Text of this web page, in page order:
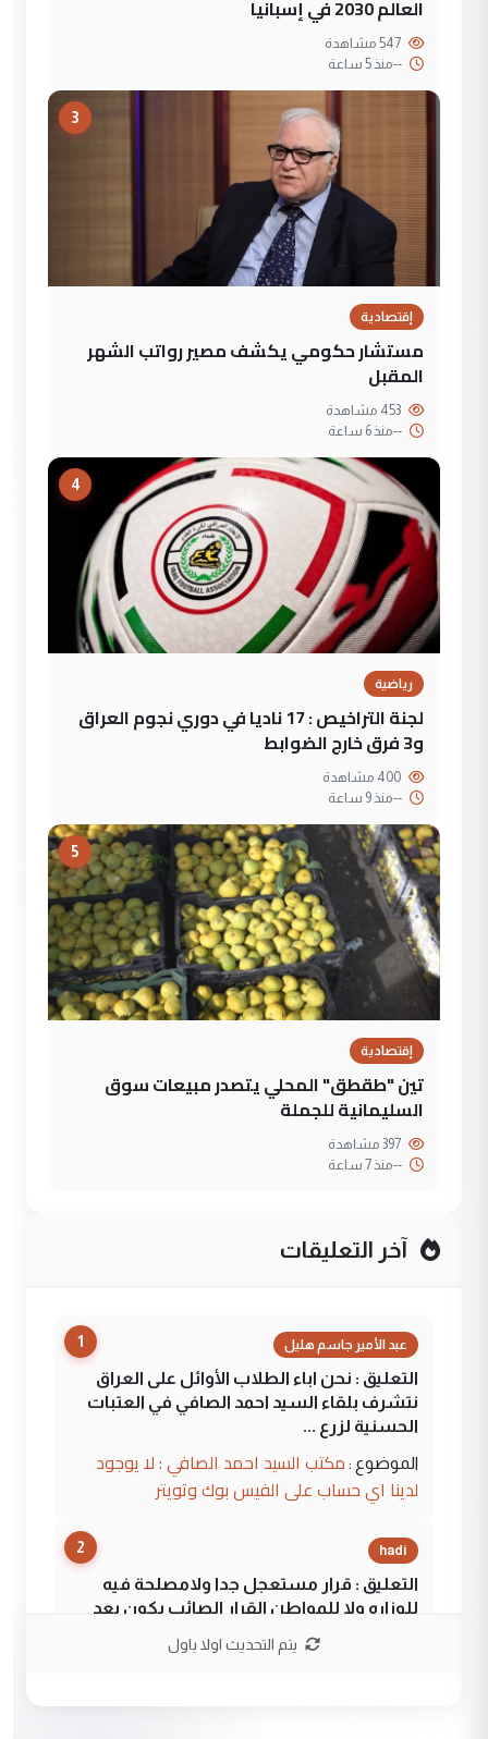
العالم 2030 في إسبانيا
--منذ 5 ساعة
3
إقتصادية
مستشار حكومي يكشف مصير رواتب الشهر
المقبل
--منذ 6 ساعة
4
رياضية
لجنة التراخيص : 17 ناديا في دوري نجوم العراق
و3 فرق خارج الضوابط
--منذ 9 ساعة
5
إقتصادية
تين "طقطق" المحلي يتصدر مبيعات سوق
السليمانية للجملة
--منذ 7 ساعة
آخر التعليقات
1 عبد الأمير جاسم هليل
التعليق : نحن اباء الطلاب الأوائل على العراق
نتشرف بلقاء السيد احمد الصافي في العتبات
الحسنية لزرع ...
الموضوع : مكتب السيد احمد الصافي : لا يوجود
لدينا اي حساب على الفيس بوك وتويتر
2 hadi
التعليق : قرار مستعجل جدا ولامصلحة فيه
للوزاره ولا للمواطن القرار الصائب يكون بعد
الاستماع للمدير ومغرفة ...
يتم التحديث اولا باول